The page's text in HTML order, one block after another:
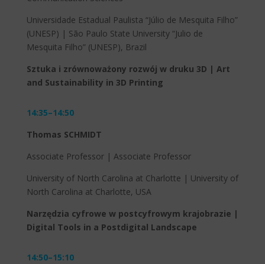
Universidade Estadual Paulista “Júlio de Mesquita Filho”
(UNESP) | São Paulo State University “Julio de
Mesquita Filho” (UNESP), Brazil
Sztuka i zrównoważony rozwój w druku 3D | Art
and Sustainability in 3D Printing
14:35–14:50
Thomas SCHMIDT
Associate Professor | Associate Professor
University of North Carolina at Charlotte | University of
North Carolina at Charlotte, USA
Narzędzia cyfrowe w postcyfrowym krajobrazie |
Digital Tools in a Postdigital Landscape
14:50–15:10